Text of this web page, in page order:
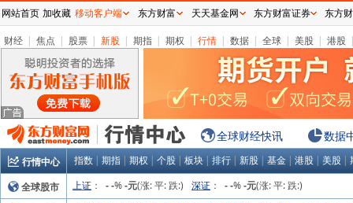
财经 | 焦点 | 股票 | 新股 | 期指 | 期权 | 行情 | 数据 | 全球 | 美股 | 港股
全球财经快讯 数据
行情中心 指数 | 期指 | 期权 | 个股 | 板块 | 排行 | 新股 | 基金 | 港股 | 美股 |
全球股市
上证 ： - -% -元(涨:平:跌:) 深证 ： - -% -元(涨:平:跌:)
网站首页 加收藏 移动客户端 东方财富 天天基金网 东方财富证券 东方